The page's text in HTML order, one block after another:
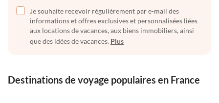
Je souhaite recevoir régulièrement par e-mail des
informations et offres exclusives et personnalisées liées
aux locations de vacances, aux biens immobiliers, ainsi
que des idées de vacances. Plus
Destinations de voyage populaires en France